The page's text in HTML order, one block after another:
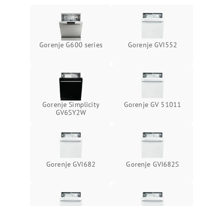
Gorenje G600 series Gorenje GVI552
Gorenje Simplicity
GV6SY2W
Gorenje GV 51011
Gorenje GVI682 Gorenje GVI682S